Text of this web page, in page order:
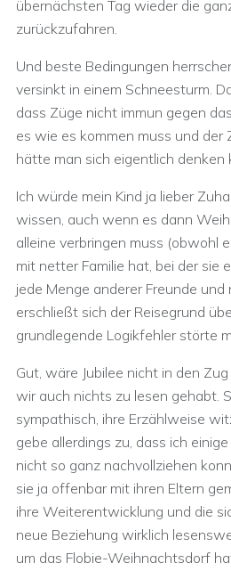
übernächsten Tag wieder die
zurückzufahren.
Und beste Bedingungen
versinkt in einem Schneesturm.
dass Züge nicht immun gegen
es wie es kommen muss und der
hätte man sich eigentlich denken
Ich würde mein Kind ja lieber
wissen, auch wenn es dann
alleine verbringen muss (obwohl
mit netter Familie hat, bei der sie
jede Menge anderer Freunde
erschließt sich der Reisegrund
grundlegende Logikfehler störte
Gut, wäre Jubilee nicht in den
wir auch nichts zu lesen gehabt.
sympathisch, ihre Erzählweise
gebe allerdings zu, dass ich
nicht so ganz nachvollziehen
sie ja offenbar mit ihren Eltern
ihre Weiterentwicklung und die
neue Beziehung wirklich
um das Flobie-Weihnachtsdorf